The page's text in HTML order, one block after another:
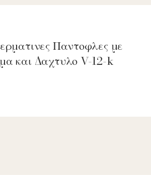
Παντοφλες με
και Δαχτυλο V-12-k